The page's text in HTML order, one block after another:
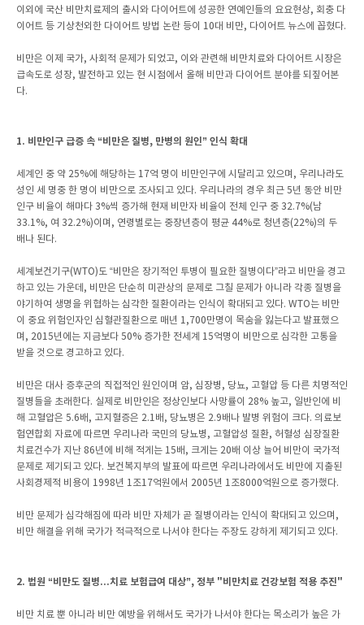
이외에 국산 비만치료제의 출시와 다이어트에 성공한 연예인들의 요요현상, 회충 다
이어트 등 기상천외한 다이어트 방법 논란 등이 10대 비만, 다이어트 뉴스에 꼽혔다.
비만은 이제 국가, 사회적 문제가 되었고, 이와 관련해 비만치료와 다이어트 시장은
급속도로 성장, 발전하고 있는 현 시점에서 올해 비만과 다이어트 분야를 되짚어본
다.
1. 비만인구 급증 속 “비만은 질병, 만병의 원인” 인식 확대
세계인 중 약 25%에 해당하는 17억 명이 비만인구에 시달리고 있으며, 우리나라도
성인 세 명중 한 명이 비만으로 조사되고 있다. 우리나라의 경우 최근 5년 동안 비만
인구 비율이 해마다 3%씩 증가해 현재 비만자 비율이 전체 인구 중 32.7%(남
33.1%, 여 32.2%)이며, 연령별로는 중장년층이 평균 44%로 청년층(22%)의 두
배나 된다.
세계보건기구(WTO)도 “비만은 장기적인 투병이 필요한 질병이다”라고 비만을 경고
하고 있는 가운데, 비만은 단순히 미관상의 문제로 그칠 문제가 아니라 각종 질병을
야기하여 생명을 위협하는 심각한 질환이라는 인식이 확대되고 있다. WTO는 비만
이 중요 위험인자인 심혈관질환으로 매년 1,700만명이 목숨을 잃는다고 발표했으
며, 2015년에는 지금보다 50% 증가한 전세계 15억명이 비만으로 심각한 고통을
받을 것으로 경고하고 있다.
비만은 대사 증후군의 직접적인 원인이며 암, 심장병, 당뇨, 고혈압 등 다른 치명적인
질병들을 초래한다. 실제로 비만인은 정상인보다 사망률이 28% 높고, 일반인에 비
해 고혈압은 5.6배, 고지혈증은 2.1배, 당뇨병은 2.9배나 발병 위험이 크다. 의료보
험연합회 자료에 따르면 우리나라 국민의 당뇨병, 고혈압성 질환, 허혈성 심장질환
치료건수가 지난 86년에 비해 적게는 15배, 크게는 20배 이상 늘어 비만이 국가적
문제로 제기되고 있다. 보건복지부의 발표에 따르면 우리나라에서도 비만에 지출된
사회경제적 비용이 1998년 1조17억원에서 2005년 1조8000억원으로 증가했다.
비만 문제가 심각해짐에 따라 비만 자체가 곧 질병이라는 인식이 확대되고 있으며,
비만 해결을 위해 국가가 적극적으로 나서야 한다는 주장도 강하게 제기되고 있다.
2. 법원 “비만도 질병...치료 보험급여 대상”, 정부 "비만치료 건강보험 적용 추진"
비만 치료 뿐 아니라 비만 예방을 위해서도 국가가 나서야 한다는 목소리가 높은 가